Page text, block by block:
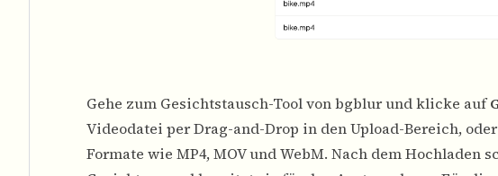
Gehe zum Gesichtstausch-Tool von bgblur und klicke auf
Videodatei per Drag-and-Drop in den Upload-Bereich,
Formate wie MP4, MOV und WebM. Nach dem